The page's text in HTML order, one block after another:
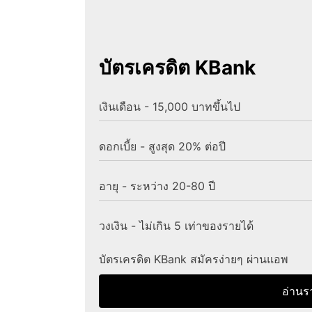
บัตรเครดิต KBank
เงินเดือน - 15,000 บาทขึ้นไป
ดอกเบี้ย - สูงสุด 20% ต่อปี
อายุ - ระหว่าง 20-80 ปี
วงเงิน - ไม่เกิน 5 เท่าของรายได้
บัตรเครดิต KBank สมัครง่ายๆ ผ่านแอพ
อ่านร